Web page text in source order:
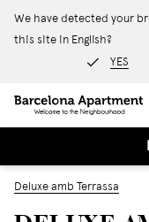
We have detected your
this site in English?
YES
Deluxe amb Terrassa